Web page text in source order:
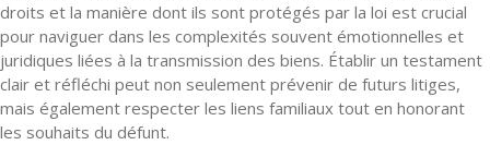
droits et la manière dont ils sont protégés par la loi est crucial
pour naviguer dans les complexités souvent émotionnelles et
juridiques liées à la transmission des biens. Établir un testament
clair et réfléchi peut non seulement prévenir de futurs litiges,
mais également respecter les liens familiaux tout en honorant
les souhaits du défunt.